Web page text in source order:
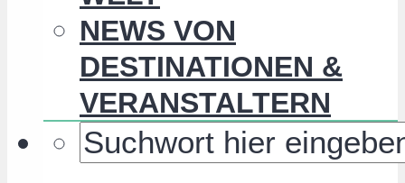
NEWS VON
DESTINATIONEN &
VERANSTALTERN